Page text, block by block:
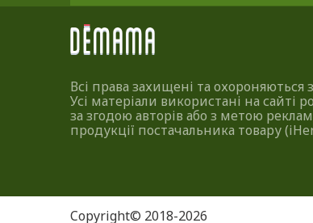
Всі права захищені та охороняються
Усі матеріали використані на сайті
за згодою авторів або з метою
продукції постачальника товару
Copyright© 2018-2026